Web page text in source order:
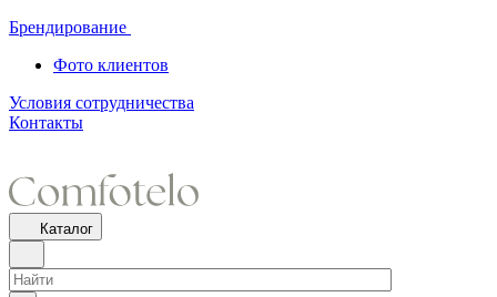
Брендирование
Фото клиентов
Условия сотрудничества
Контакты
Каталог